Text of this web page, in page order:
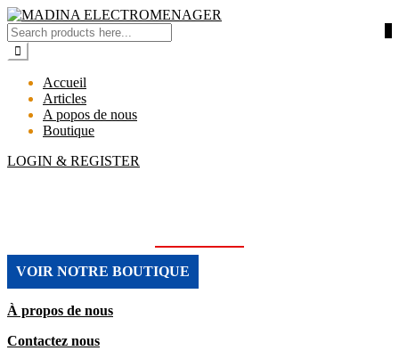
Accueil
Articles
A popos de nous
Boutique
LOGIN & REGISTER
VOIR NOTRE BOUTIQUE
À propos de nous
Contactez nous